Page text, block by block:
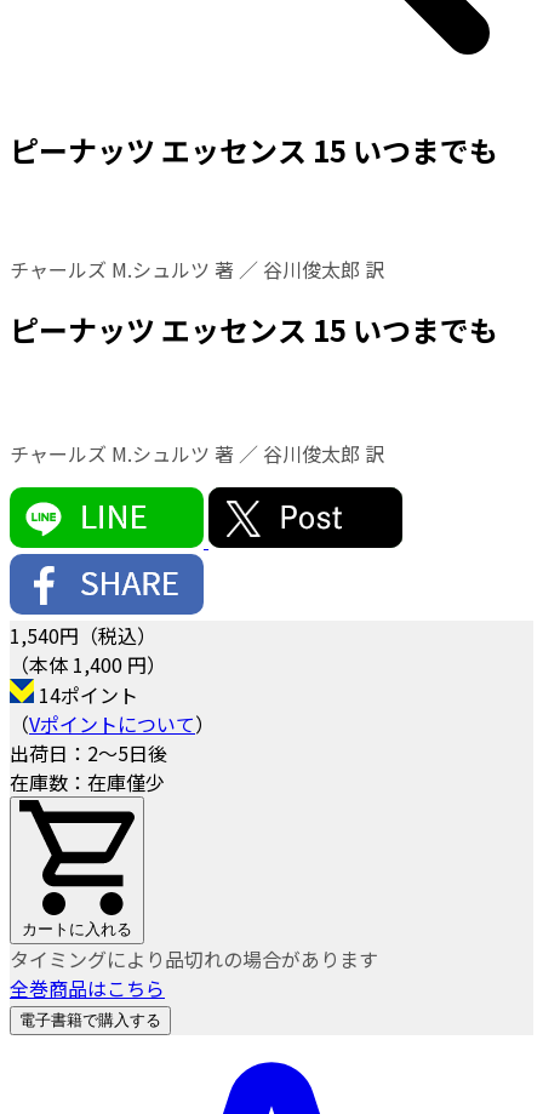
ピーナッツ エッセンス 15 いつまでも
チャールズ M.シュルツ 著 ／ 谷川俊太郎 訳
ピーナッツ エッセンス 15 いつまでも
チャールズ M.シュルツ 著 ／ 谷川俊太郎 訳
1,540円（税込）
（本体 1,400 円）
14ポイント
（Vポイントについて）
出荷日：2～5日後
在庫数：在庫僅少
カートに入れる
タイミングにより品切れの場合があります
全巻商品はこちら
電子書籍で購入する